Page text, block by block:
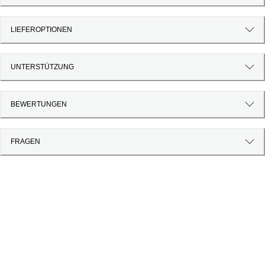
LIEFEROPTIONEN
UNTERSTÜTZUNG
BEWERTUNGEN
FRAGEN